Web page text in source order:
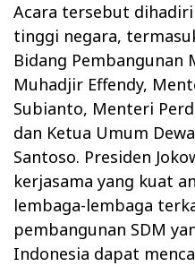
Acara tersebut
tinggi negara,
Bidang Pembangunan
Muhadjir Effendy,
Subianto, Menteri
dan Ketua Umum
Santoso. Presiden
kerjasama yang kuat
lembaga-lembaga
pembangunan SDM
Indonesia dapat